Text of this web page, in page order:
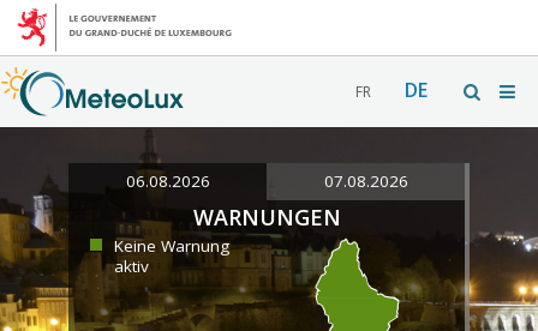
FR DE
06.08.2026 07.08.2026
WARNUNGEN
Keine Warnung
aktiv